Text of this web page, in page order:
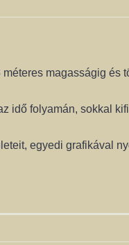
magasságig és
idő folyamán, sokkal
egyedi grafikával